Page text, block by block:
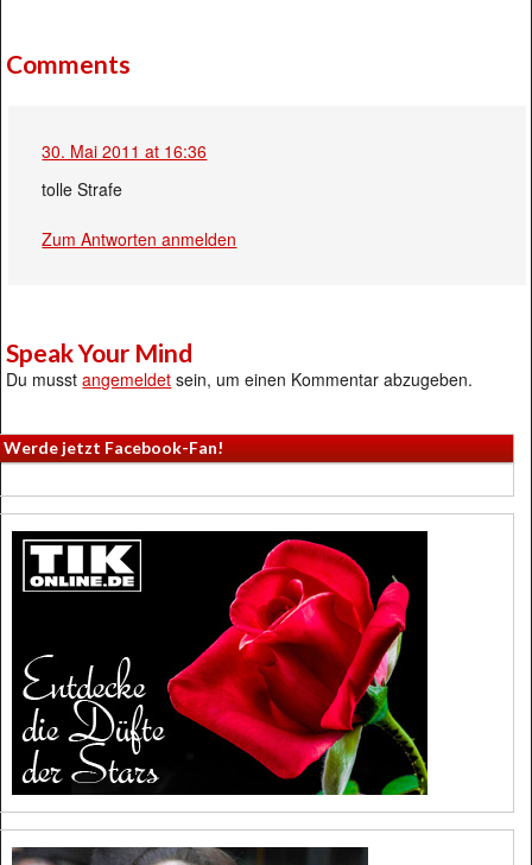
Comments
30. Mai 2011 at 16:36
tolle Strafe
Zum Antworten anmelden
Speak Your Mind
Du musstangemeldet sein, um einen Kommentar abzugeben.
Werde jetzt Facebook-Fan!